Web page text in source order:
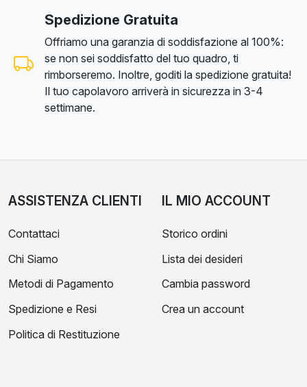
Spedizione Gratuita
Offriamo una garanzia di soddisfazione al 100%:
se non sei soddisfatto del tuo quadro, ti
rimborseremo. Inoltre, goditi la spedizione gratuita!
Il tuo capolavoro arriverà in sicurezza in 3-4
settimane.
ASSISTENZA CLIENTI
Contattaci
Chi Siamo
Metodi di Pagamento
Spedizione e Resi
Politica di Restituzione
IL MIO ACCOUNT
Storico ordini
Lista dei desideri
Cambia password
Crea un account